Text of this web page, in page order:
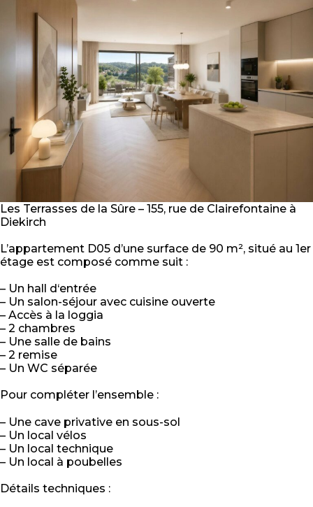
Les Terrasses de la Sûre – 155, rue de Clairefontaine à
Diekirch
L’appartement D05 d’une surface de 90 m², situé au 1er
étage est composé comme suit :
– Un hall d‘entrée
– Un salon-séjour avec cuisine ouverte
– Accès à la loggia
– 2 chambres
– Une salle de bains
– 2 remise
– Un WC séparée
Pour compléter l’ensemble :
– Une cave privative en sous-sol
– Un local vélos
– Un local technique
– Un local à poubelles
Détails techniques :